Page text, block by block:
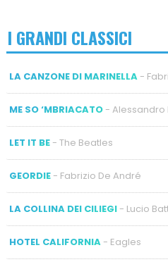
I GRANDI CLASSICI
LA CANZONE DI MARINELLA-
ME SO ‘MBRIACATO- Alessandro
LET IT BE- The Beatles
GEORDIE- Fabrizio De André
LA COLLINA DEI CILIEGI- Lucio
HOTEL CALIFORNIA- Eagles